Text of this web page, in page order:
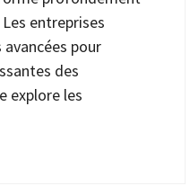
entreprises
pour
des
explore les